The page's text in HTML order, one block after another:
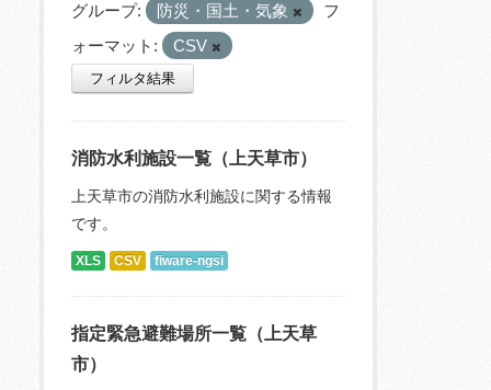
グループ: 防災・国土・気象
フ
ォーマット:
CSV
フィルタ結果
消防水利施設一覧（上天草市）
上天草市の消防水利施設に関する情報
です。
XLS CSV fiware-ngsi
指定緊急避難場所一覧（上天草
市）